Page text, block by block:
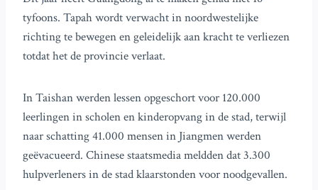
tyfoons. Tapah wordt verwacht in noordwestelijke
richting te bewegen en geleidelijk aan kracht te verliezen
totdat het de provincie verlaat.
In Taishan werden lessen opgeschort voor 120.000
leerlingen in scholen en kinderopvang in de stad, terwijl
naar schatting 41.000 mensen in Jiangmen werden
geëvacueerd. Chinese staatsmedia meldden dat 3.300
hulpverleners in de stad klaarstonden voor noodgevallen.